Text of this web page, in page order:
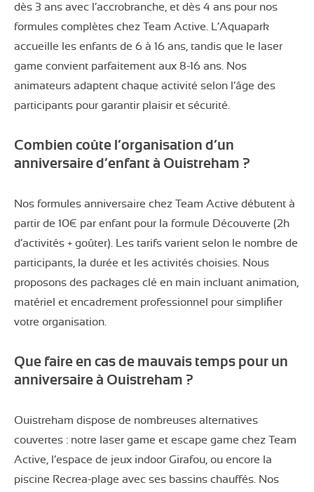
dès 3 ans avec l’accrobranche, et dès 4 ans pour nos
formules complètes chez Team Active. L’Aquapark
accueille les enfants de 6 à 16 ans, tandis que le laser
game convient parfaitement aux 8-16 ans. Nos
animateurs adaptent chaque activité selon l’âge des
participants pour garantir plaisir et sécurité.
Combien coûte l’organisation d’un
anniversaire d’enfant à Ouistreham ?
Nos formules anniversaire chez Team Active débutent à
partir de 10€ par enfant pour la formule Découverte (2h
d’activités + goûter). Les tarifs varient selon le nombre de
participants, la durée et les activités choisies. Nous
proposons des packages clé en main incluant animation,
matériel et encadrement professionnel pour simplifier
votre organisation.
Que faire en cas de mauvais temps pour un
anniversaire à Ouistreham ?
Ouistreham dispose de nombreuses alternatives
couvertes : notre laser game et escape game chez Team
Active, l’espace de jeux indoor Girafou, ou encore la
piscine Recrea-plage avec ses bassins chauffés. Nos